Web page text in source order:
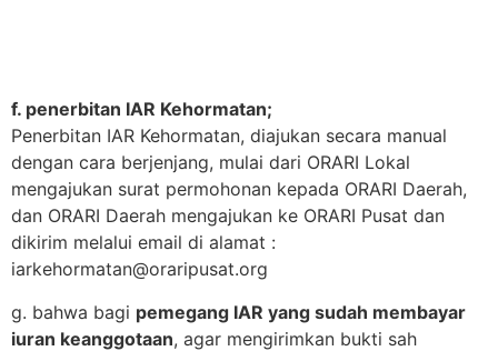
f. penerbitan IAR Kehormatan;
Penerbitan IAR Kehormatan, diajukan secara manual
dengan cara berjenjang, mulai dari ORARI Lokal
mengajukan surat permohonan kepada ORARI Daerah,
dan ORARI Daerah mengajukan ke ORARI Pusat dan
dikirim melalui email di alamat :
iarkehormatan@oraripusat.org
g. bahwa bagi pemegang IAR yang sudah membayar
iuran keanggotaan, agar mengirimkan bukti sah